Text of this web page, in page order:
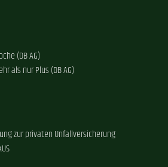
(DB AG)
als nur Plus (DB AG)
zur privaten Unfallversicherung